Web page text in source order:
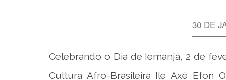
30 DE
Celebrando o Dia de Iemanjá, 2 de
Cultura Afro-Brasileira Ile Axé Efon